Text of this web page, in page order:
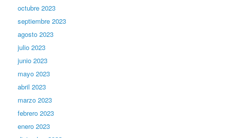
octubre 2023
septiembre 2023
agosto 2023
julio 2023
junio 2023
mayo 2023
abril 2023
marzo 2023
febrero 2023
enero 2023